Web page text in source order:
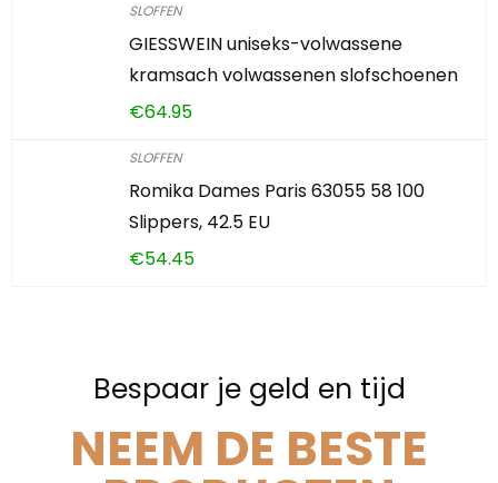
SLOFFEN
GIESSWEIN uniseks-volwassene
kramsach volwassenen slofschoenen
€64.95
SLOFFEN
Romika Dames Paris 63055 58 100
Slippers, 42.5 EU
€54.45
Bespaar je geld en tijd
NEEM DE BESTE